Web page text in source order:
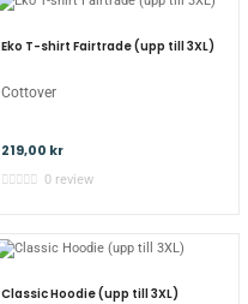
Eko T-shirt Fairtrade (upp till 3XL)
Cottover
219,00 kr
0 review
Classic Hoodie (upp till 3XL)